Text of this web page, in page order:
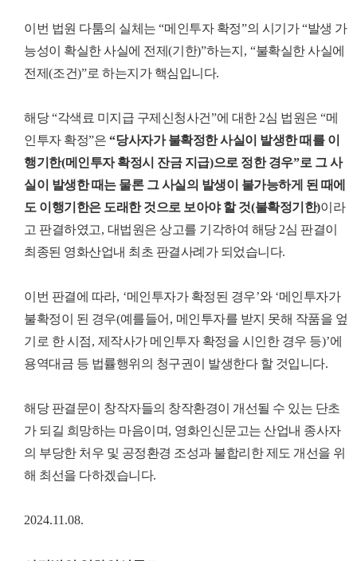
이번 법원 다툼의 실체는 “메인투자 확정”의 시기가“발생 가
능성이 확실한 사실에 전제 (기한)”하는지 , “불확실한 사실에
전제 (조건)”로 하는지가 핵심입니다.
해당“각색료 미지급 구제신청사건”에 대한 2심 법원은 “메
인투자 확정”은 “당사자가 불확정한 사실이 발생한 때를 이
행기한(메인투자 확정시 잔금 지급)으로 정한 경우”로 그 사
실이 발생한 때는 물론 그 사실의 발생이 불가능하게 된 때에
도 이행기한은 도래한 것으로 보아야 할 것(불확정기한)이라
고 판결하였고, 대법원은 상고를 기각하여 해당 2심 판결이
최종된 영화산업내 최초 판결사례가 되었습니다.
이번 판결에 따라, ‘메인투자가 확정된 경우’와 ‘메인투자가
불확정이 된 경우(예를들어 , 메인투자를 받지 못해 작품을 엎
기로 한 시점, 제작사가 메인투자 확정을 시인한 경우 등)’에
용역대금 등 법률행위의 청구권이 발생한다 할 것입니다.
해당 판결문이 창작자들의 창작환경이 개선될 수 있는 단초
가 되길 희망하는 마음이며, 영화인신문고는 산업내 종사자
의 부당한 처우 및 공정환경 조성과 불합리한 제도 개선을 위
해 최선을 다하겠습니다.
2024.11.08.